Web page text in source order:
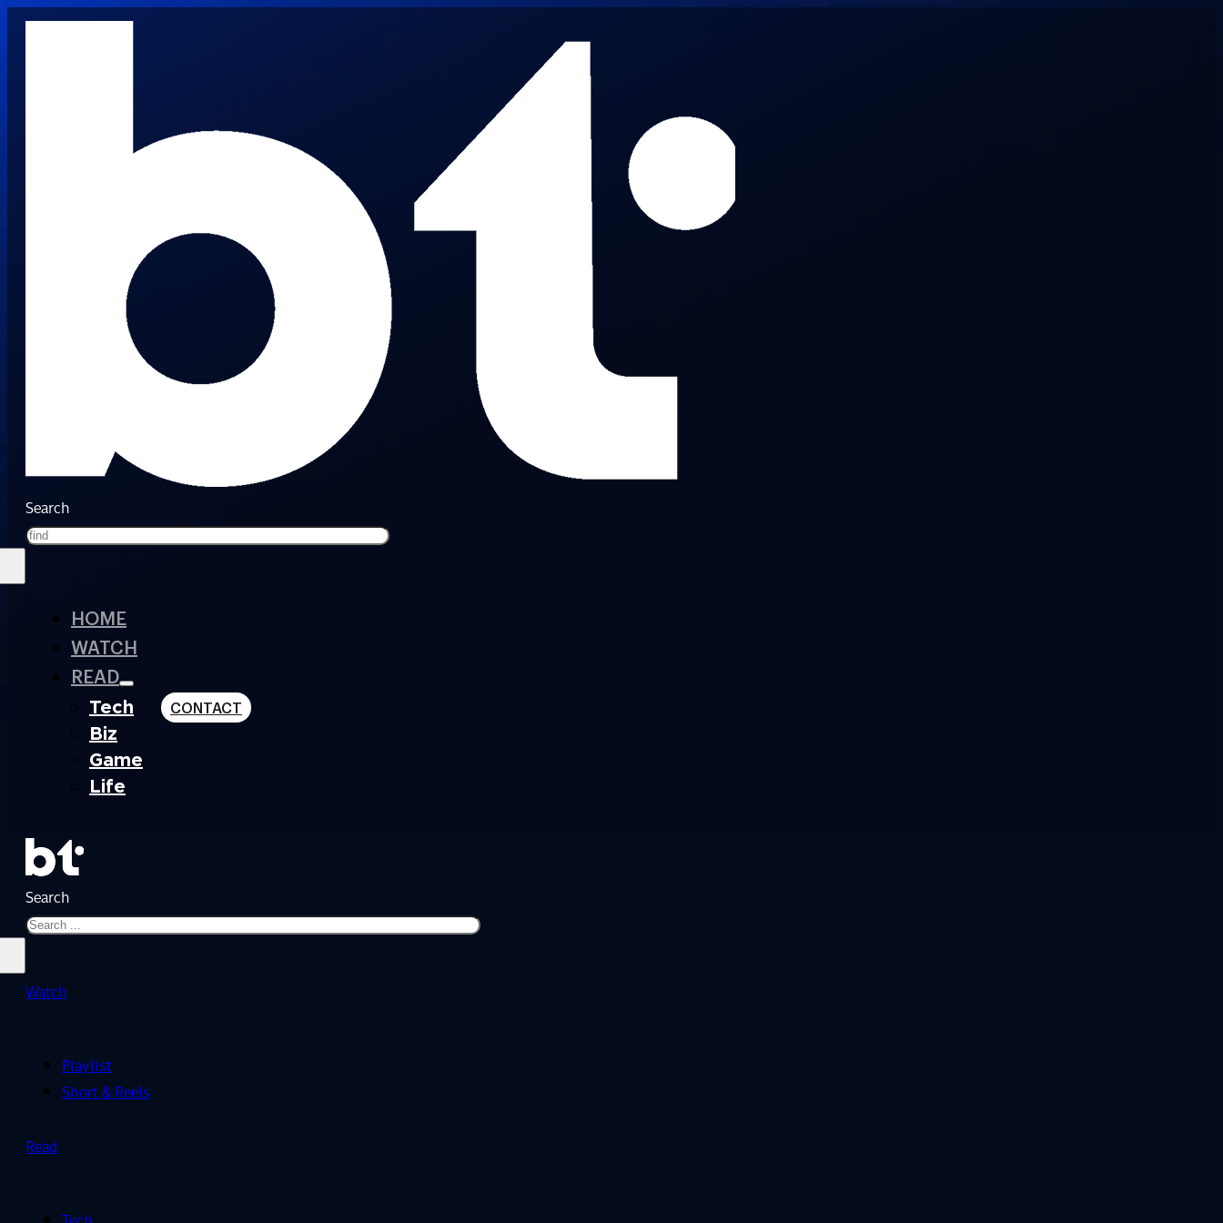
Search
HOME
WATCH
READ
Tech
Biz
Game
Life
CONTACT
Search
Watch
Playlist
Short & Reels
Read